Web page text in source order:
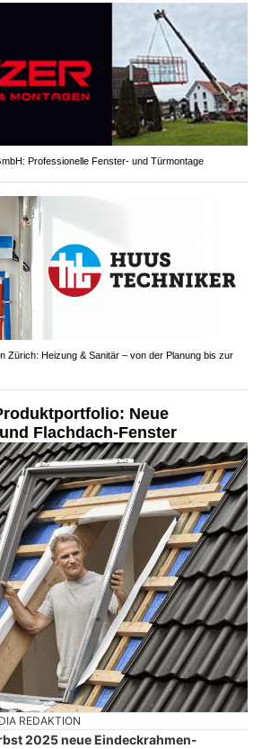
Professionelle Fenster- und Türmontage
Zürich: Heizung & Sanitär – von der Planung bis zur
Neue
Flachdach-Fenster
REDAKTION
2025 neue Eindeckrahmen-